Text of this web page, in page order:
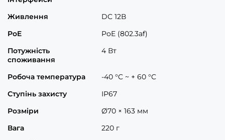
Живлення
DC 12В
PoE
PoE (802.3af)
Потужність
споживання
4 Вт
Робоча температура
-40 °C ~ + 60 °C
Ступінь захисту
ІР67
Розміри
Ø70 × 163 мм
Вага
220 г